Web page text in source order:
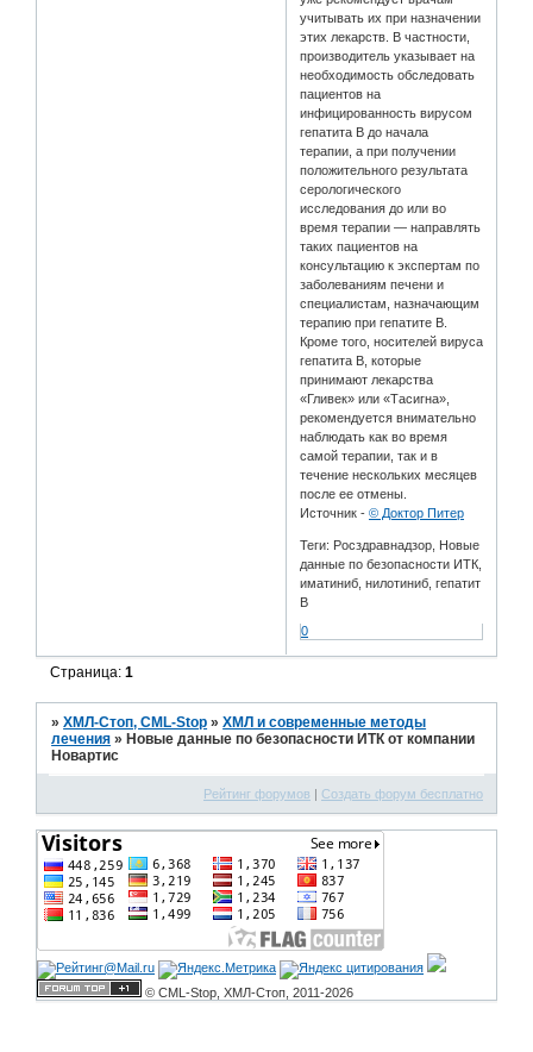
учитывать их при назначении
этих лекарств. В частности,
производитель указывает на
необходимость обследовать
пациентов на
инфицированность вирусом
гепатита В до начала
терапии, а при получении
положительного результата
серологического
исследования до или во
время терапии — направлять
таких пациентов на
консультацию к экспертам по
заболеваниям печени и
специалистам, назначающим
терапию при гепатите B.
Кроме того, носителей вируса
гепатита В, которые
принимают лекарства
«Гливек» или «Тасигна»,
рекомендуется внимательно
наблюдать как во время
самой терапии, так и в
течение нескольких месяцев
после ее отмены.
Источник -© Доктор Питер
Теги: Росздравнадзор, Новые
данные по безопасности ИТК,
иматиниб, нилотиниб, гепатит
В
0
Страница:1
»ХМЛ-Стоп, CML-Stop »ХМЛ и современные методы
лечения » Новые данные по безопасности ИТК от компании
Новартис
Рейтинг форумов | Создать форум бесплатно
© CML-Stop, ХМЛ-Стоп, 2011-2026